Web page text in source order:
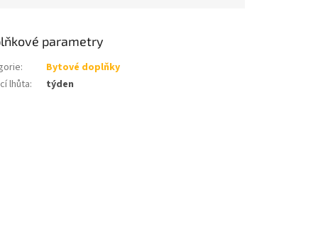
parametry
:
Bytové doplňky
lhůta: týden